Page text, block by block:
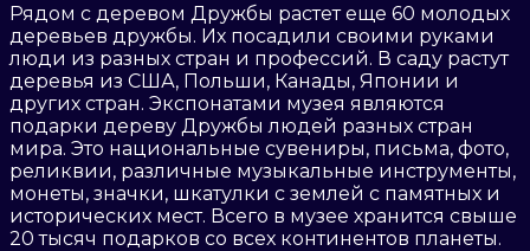
Рядом с деревом Дружбы растет еще 60 молодых
деревьев дружбы. Их посадили своими руками
люди из разных стран и профессий. В саду растут
деревья из США, Польши, Канады, Японии и
других стран. Экспонатами музея являются
подарки дереву Дружбы людей разных стран
мира. Это национальные сувениры, письма, фото,
реликвии, различные музыкальные инструменты,
монеты, значки, шкатулки с землей с памятных и
исторических мест. Всего в музее хранится свыше
20 тысяч подарков со всех континентов планеты.